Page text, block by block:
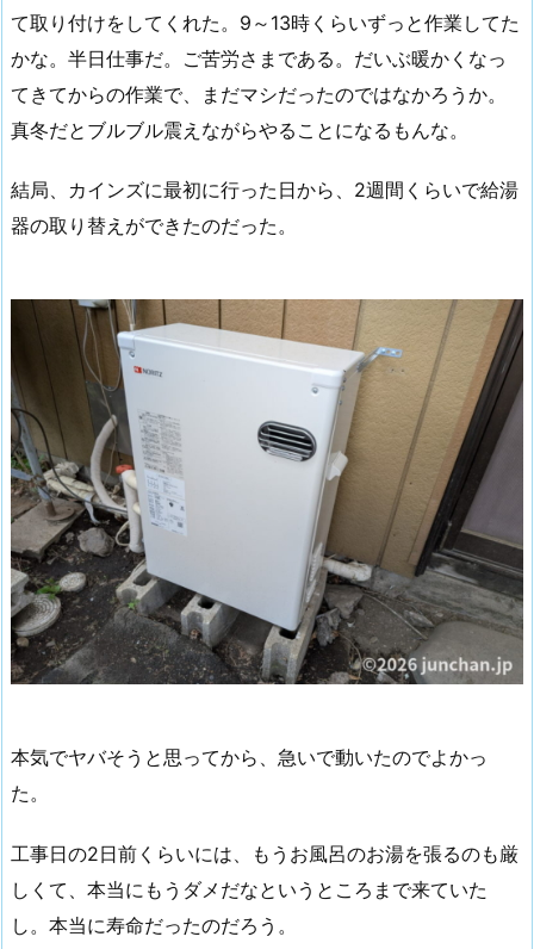
て取り付けをしてくれた。9～13時くらいずっと作業してた
かな。半日仕事だ。ご苦労さまである。だいぶ暖かくなっ
てきてからの作業で、まだマシだったのではなかろうか。
真冬だとブルブル震えながらやることになるもんな。
結局、カインズに最初に行った日から、2週間くらいで給湯
器の取り替えができたのだった。
本気でヤバそうと思ってから、急いで動いたのでよかっ
た。
工事日の2日前くらいには、もうお風呂のお湯を張るのも厳
しくて、本当にもうダメだなというところまで来ていた
し。本当に寿命だったのだろう。